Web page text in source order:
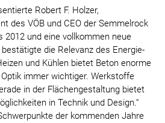
Robert F. Holzer,
des VÖB und CEO der Semmelrock
2012 und eine vollkommen neue
die Relevanz des Energie-
und Kühlen bietet Beton enorme
immer wichtiger. Werkstoffe
in der Flächengestaltung bietet
in Technik und Design.“
der kommenden Jahre